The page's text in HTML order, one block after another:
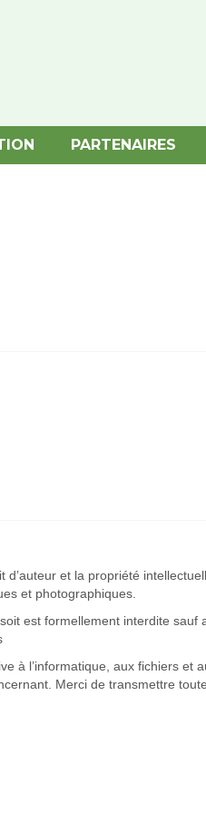
PARTENAIRES
et la propriété
et photographiques.
est formellement interdite sauf
l’informatique, aux fichiers et
Merci de transmettre